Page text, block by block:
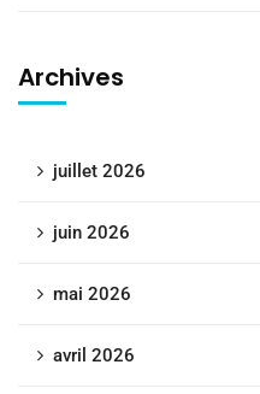
Archives
juillet 2026
juin 2026
mai 2026
avril 2026